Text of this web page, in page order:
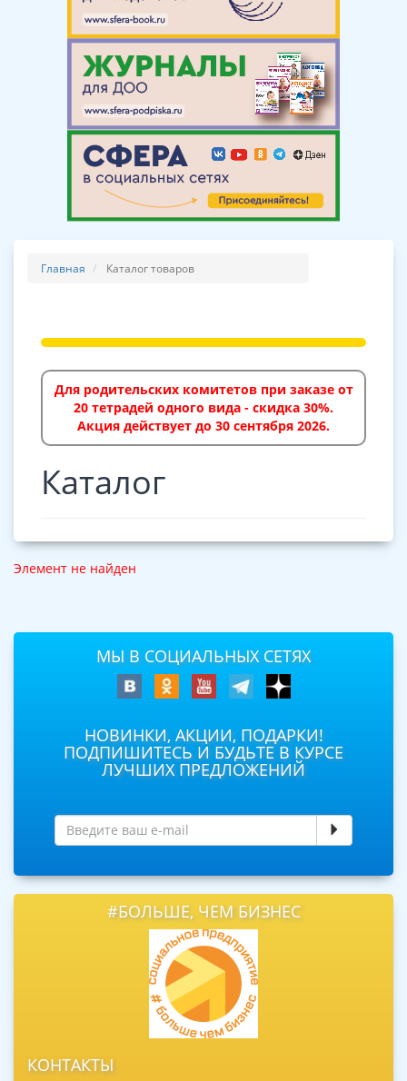
Главная Каталог товаров
Для родительских комитетов при заказе от
20 тетрадей одного вида - скидка 30%.
Акция действует до 30 сентября 2026.
Каталог
Элемент не найден
МЫ В СОЦИАЛЬНЫХ СЕТЯХ
НОВИНКИ, АКЦИИ, ПОДАРКИ!
ПОДПИШИТЕСЬ И БУДЬТЕ В КУРСЕ
ЛУЧШИХ ПРЕДЛОЖЕНИЙ
#БОЛЬШЕ, ЧЕМ БИЗНЕС
КОНТАКТЫ